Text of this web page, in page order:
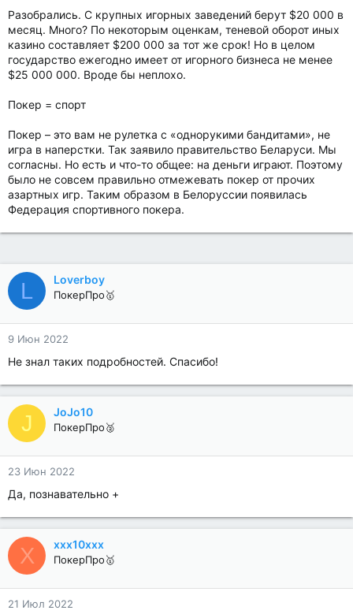
Разобрались. С крупных игорных заведений берут $20 000 в
месяц. Много? По некоторым оценкам, теневой оборот иных
казино составляет $200 000 за тот же срок! Но в целом
государство ежегодно имеет от игорного бизнеса не менее
$25 000 000. Вроде бы неплохо.
Покер = спорт
Покер – это вам не рулетка с «однорукими бандитами», не
игра в наперстки. Так заявило правительство Беларуси. Мы
согласны. Но есть и что-то общее: на деньги играют. Поэтому
было не совсем правильно отмежевать покер от прочих
азартных игр. Таким образом в Белоруссии появилась
Федерация спортивного покера.
L Loverboy
ПокерПро🥇
9 Июн 2022
Не знал таких подробностей. Спасибо!
J JoJo10
ПокерПро🥈
23 Июн 2022
Да, познавательно +
X xxx10xxx
ПокерПро🥇
21 Июл 2022